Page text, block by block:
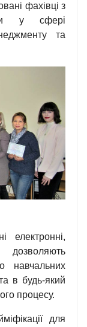
фахівці з
у сфері
та
електронні,
навчальних
в будь-який
процесу.
для